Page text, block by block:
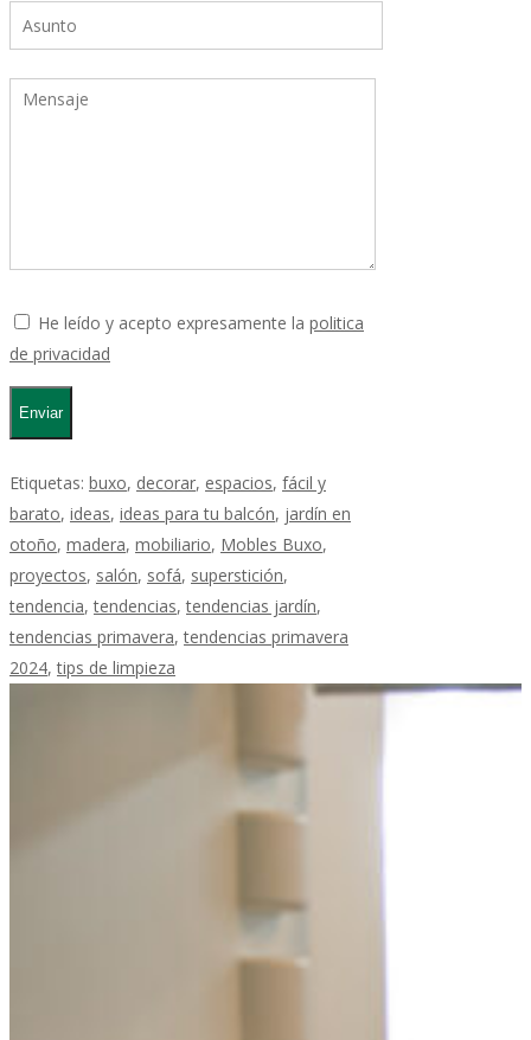
He leído y acepto expresamente la politica
de privacidad
Etiquetas: buxo, decorar, espacios, fácil y
barato, ideas, ideas para tu balcón, jardín en
otoño, madera, mobiliario, Mobles Buxo,
proyectos, salón, sofá, superstición,
tendencia,tendencias,tendencias jardín,
tendencias primavera,tendencias primavera
2024,tips de limpieza